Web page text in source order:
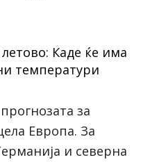
за
Европа. За
и северна